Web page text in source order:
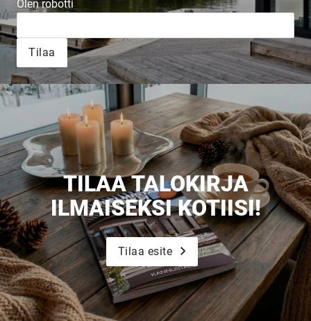
Olen robotti
Tilaa
TILAA TALOKIRJA
ILMAISEKSI KOTIISI!
Tilaa esite